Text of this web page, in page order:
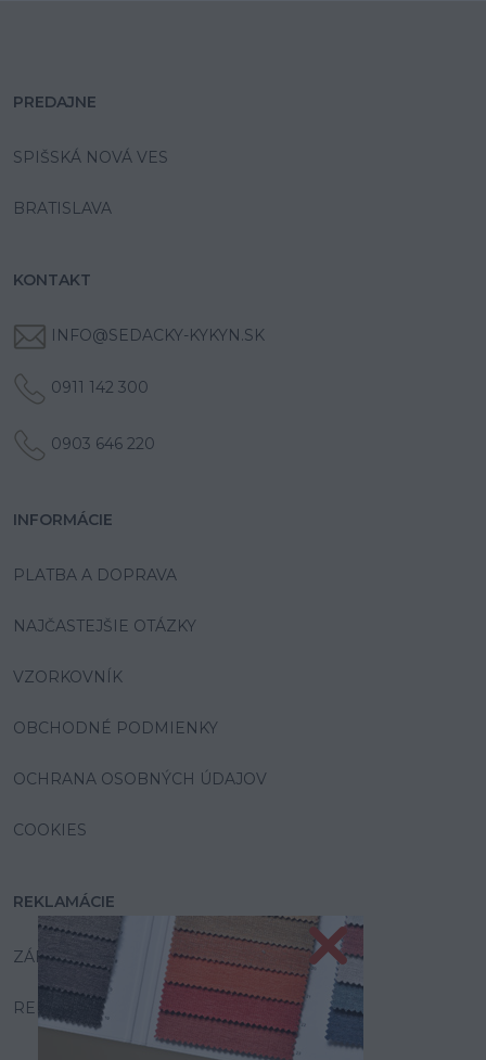
PREDAJNE
SPIŠSKÁ NOVÁ VES
BRATISLAVA
KONTAKT
INFO@SEDACKY-KYKYN.SK
0911 142 300
0903 646 220
INFORMÁCIE
PLATBA A DOPRAVA
NAJČASTEJŠIE OTÁZKY
VZORKOVNÍK
OBCHODNÉ PODMIENKY
OCHRANA OSOBNÝCH ÚDAJOV
COOKIES
REKLAMÁCIE
ZÁRUKA A SERVIS
REKLAMAČNÝ PORIADOK